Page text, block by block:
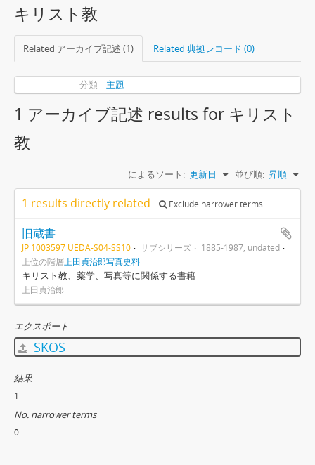
キリスト教
Related アーカイブ記述 (1) Related 典拠レコード (0)
分類 主題
1 アーカイブ記述 results for キリスト
教
によるソート: 更新日 並び順: 昇順
1 results directly related Exclude narrower terms
旧蔵書
JP 1003597 UEDA-S04-SS10 サブシリーズ
1885-1987, undated
上位の階層 上田貞治郎写真史料
キリスト教、薬学、写真等に関係する書籍
上田貞治郎
エクスポート
SKOS
結果
1
No. narrower terms
0